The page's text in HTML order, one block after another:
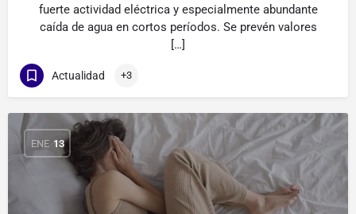
fuerte actividad eléctrica y especialmente abundante
caída de agua en cortos períodos. Se prevén valores
[…]
Actualidad +3
ENE 13